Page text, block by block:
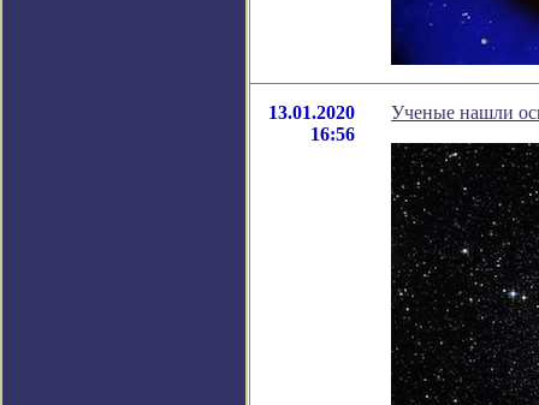
13.01.2020
16:56
Ученые нашли